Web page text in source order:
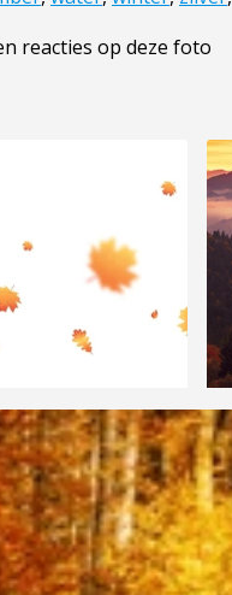
reacties op deze foto